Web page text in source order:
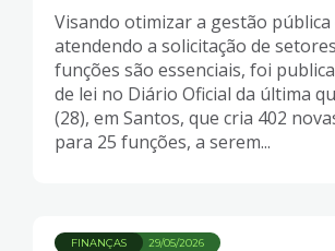
Visando otimizar a gestão pública
atendendo a solicitação de
funções são essenciais, foi
de lei no Diário Oficial da última
(28), em Santos, que cria 402
para 25 funções, a serem...
29/05/2026
FINANÇAS